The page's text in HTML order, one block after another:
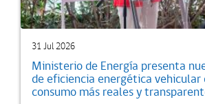
31 Jul 2026
Ministerio de Energía presenta
de eficiencia energética vehicular
consumo más reales y